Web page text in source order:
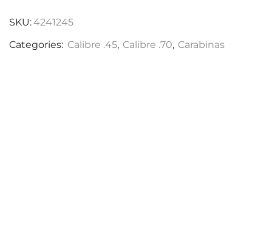
SKU:4241245
Categories: Calibre .45, Calibre .70, Carabinas